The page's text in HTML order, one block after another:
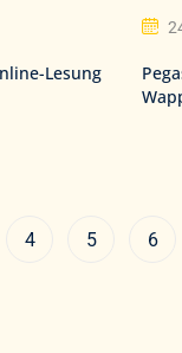
Lesung
4 5 6